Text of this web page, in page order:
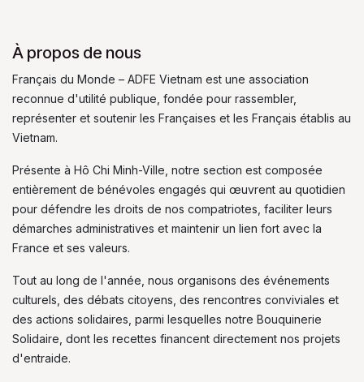
À propos de nous
Français du Monde – ADFE Vietnam est une association
reconnue d'utilité publique, fondée pour rassembler,
représenter et soutenir les Françaises et les Français établis au
Vietnam.
Présente à Hô Chi Minh-Ville, notre section est composée
entièrement de bénévoles engagés qui œuvrent au quotidien
pour défendre les droits de nos compatriotes, faciliter leurs
démarches administratives et maintenir un lien fort avec la
France et ses valeurs.
Tout au long de l'année, nous organisons des événements
culturels, des débats citoyens, des rencontres conviviales et
des actions solidaires, parmi lesquelles notre Bouquinerie
Solidaire, dont les recettes financent directement nos projets
d'entraide.